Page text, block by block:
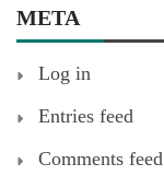
META
Log in
Entries feed
Comments feed